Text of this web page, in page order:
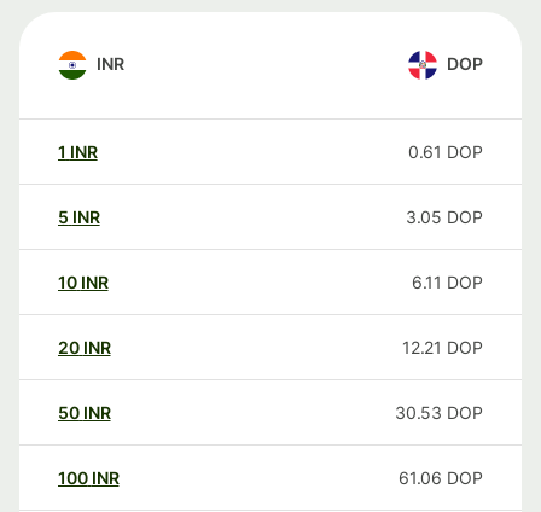
INR DOP
1 INR 0.61 DOP
5 INR 3.05 DOP
10 INR 6.11 DOP
20 INR 12.21 DOP
50 INR 30.53 DOP
100 INR 61.06 DOP